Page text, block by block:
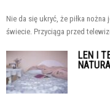
Nie da się ukryć, że piłka
świecie. Przyciąga przed
LEN I